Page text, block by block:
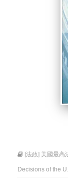
[法政] 美國最高
Decisions of the